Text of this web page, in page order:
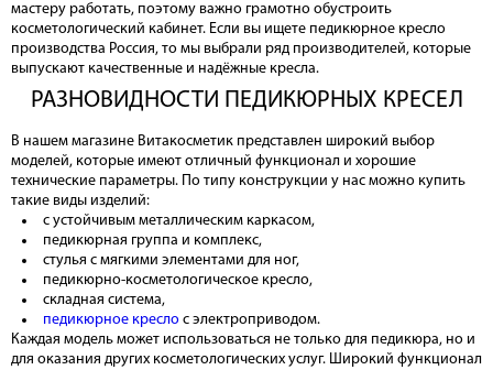
мастеру работать, поэтому важно грамотно обустроить
косметологический кабинет. Если вы ищете педикюрное кресло
производства Россия, то мы выбрали ряд производителей, которые
выпускают качественные и надёжные кресла.
РАЗНОВИДНОСТИ ПЕДИКЮРНЫХ КРЕСЕЛ
В нашем магазине Витакосметик представлен широкий выбор
моделей, которые имеют отличный функционал и хорошие
технические параметры. По типу конструкции у нас можно купить
такие виды изделий:
с устойчивым металлическим каркасом,
педикюрная группа и комплекс,
стулья с мягкими элементами для ног,
педикюрно-косметологическое кресло,
складная система,
педикюрное кресло с электроприводом.
Каждая модель может использоваться не только для педикюра, но и
для оказания других косметологических услуг. Широкий функционал